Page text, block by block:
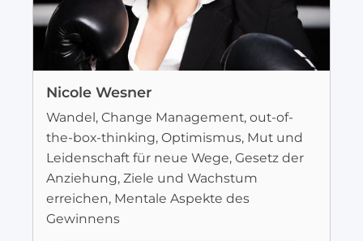
Nicole Wesner
Wandel, Change Management, out-of-
the-box-thinking, Optimismus, Mut und
Leidenschaft für neue Wege, Gesetz der
Anziehung, Ziele und Wachstum
erreichen, Mentale Aspekte des
Gewinnens